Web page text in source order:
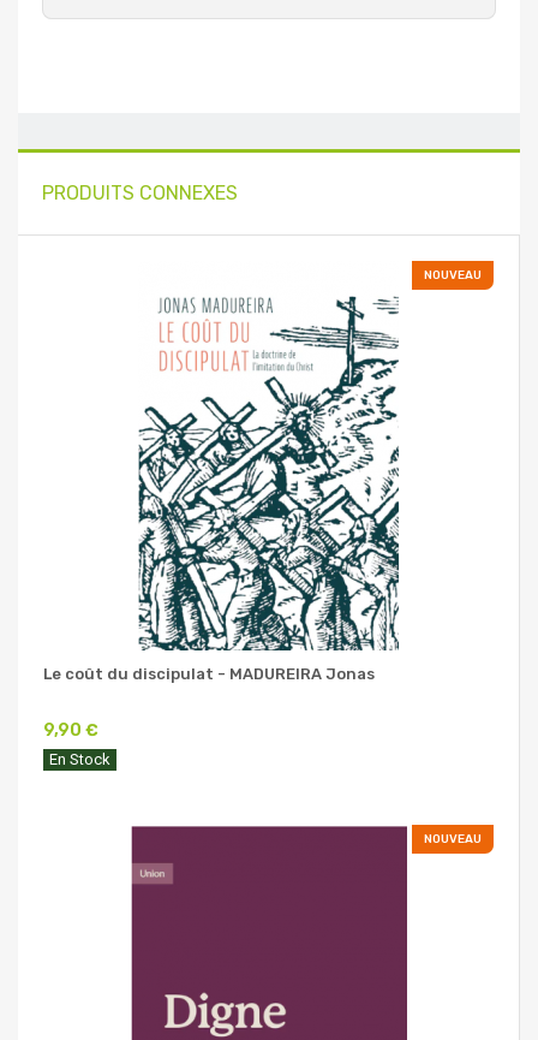
PRODUITS CONNEXES
NOUVEAU
Le coût du discipulat - MADUREIRA Jonas
9,90 €
En Stock
NOUVEAU